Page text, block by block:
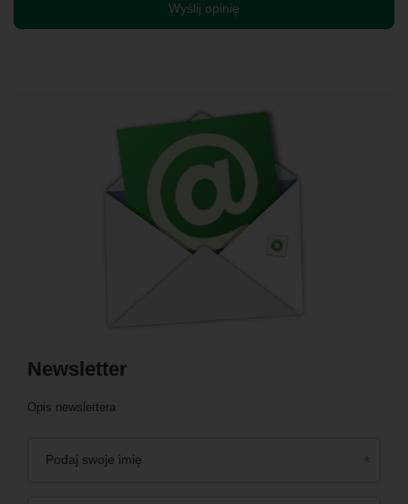
Wyślij opinię
Newsletter
Opis newslettera
Podaj swoje imię